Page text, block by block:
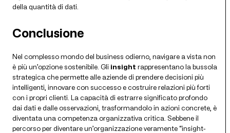
della quantità di dati.
Conclusione
Nel complesso mondo del business odierno, navigare a vista non
è più un’opzione sostenibile. Gli insight rappresentano la bussola
strategica che permette alle aziende di prendere decisioni più
intelligenti, innovare con successo e costruire relazioni più forti
con i propri clienti. La capacità di estrarre significato profondo
dai dati e dalle osservazioni, trasformandolo in azioni concrete, è
diventata una competenza organizzativa critica. Sebbene il
percorso per diventare un’organizzazione veramente “insight-